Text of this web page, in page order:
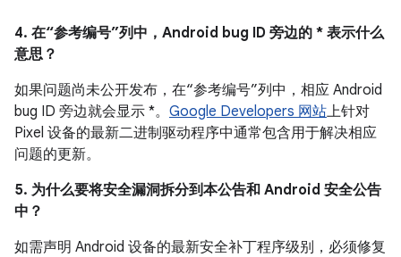
4. 在“参考编号”列中，Android bug ID 旁边的 * 表示什么
意思？
如果问题尚未公开发布，在“参考编号”列中，相应 Android
bug ID 旁边就会显示 *。 Google Developers 网站上针对
Pixel 设备的最新二进制驱动程序中通常包含用于解决相应
问题的更新。
5. 为什么要将安全漏洞拆分到本公告和 Android 安全公告
中？
如需声明 Android 设备的最新安全补丁程序级别，必须修复